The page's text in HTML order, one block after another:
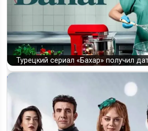
Турецкий сериал «Бахар» получил